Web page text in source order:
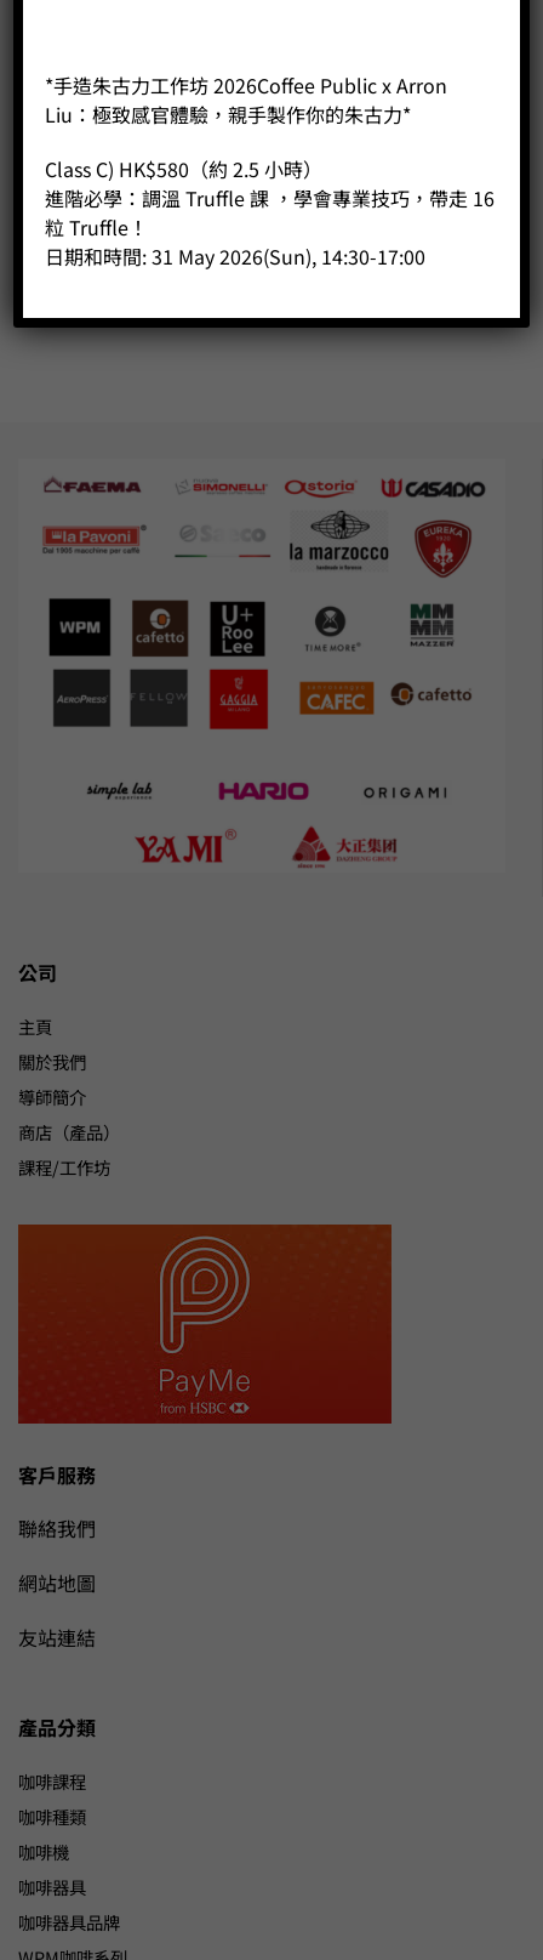
Price: HK$310.00
- +
公司
主頁
關於我們
導師簡介
商店（產品）
課程/工作坊
客戶服務
聯絡我們
網站地圖
友站連結
產品分類
咖啡課程
咖啡種類
咖啡機
咖啡器具
咖啡器具品牌
*手造朱古力工作坊 2026Coffee Public x Arron
Liu：極致感官體驗，親手製作你的朱古力*
Class C) HK$580（約 2.5 小時）
進階必學：調溫 Truffle 課 ，學會專業技巧，帶走 16
粒 Truffle！
日期和時間: 31 May 2026(Sun), 14:30-17:00